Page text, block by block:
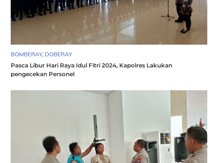
BOMBERAY, DOBERAY
Pasca Libur Hari Raya Idul Fitri 2024, Kapolres Lakukan
pengecekan Personel